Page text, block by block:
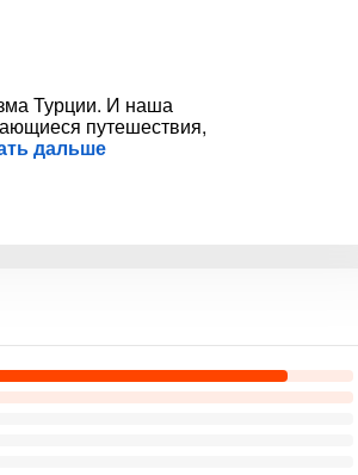
Турции. И наша
путешествия,
дальше